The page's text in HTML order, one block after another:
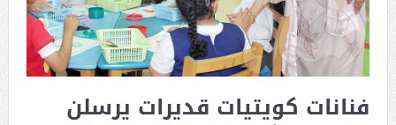
فنانات كويتيات قديرات يرسلن